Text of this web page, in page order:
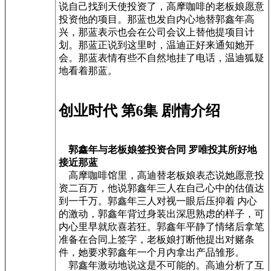
说自己找到天使投资了，高摩咖啡的老板娘愿意
投资他的项目。那蓝也发自内心地替郭鑫年高
兴，那蓝表示也会在公司会议上替他提项目计
划。那蓝正说到这里时，温迪正好来通知她开
会。那蓝表情有些不自然地挂了电话，温迪狐疑
地看着那蓝。
创业时代 第6集 剧情介绍
郭鑫年与老板娘签投资合同 罗唯投其所好地
接近那蓝
高摩咖啡馆里，高迪替老板娘表态说她愿意投
资二百万，他说郭鑫年三人在自己心中的估值达
到一千万。郭鑫年三人对视一眼后压抑着 内心
的激动，郭鑫年背过身装出深思熟虑的样子，可
内心里早就欣喜若狂。郭鑫年平静了情绪后拿笔
准备在合同上签字，老板娘打断他提出对赌条
件，她要求郭鑫年一个月内拿出产品雏形。
郭鑫年激动地说这是不可能的。高迪分析了互